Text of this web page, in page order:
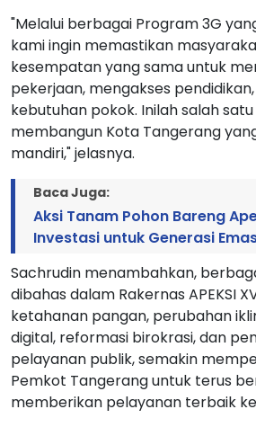
"Melalui berbagai Program 3G
kami ingin memastikan
kesempatan yang sama untuk
pekerjaan, mengakses
kebutuhan pokok. Inilah salah
membangun Kota Tangerang
mandiri," jelasnya.
Baca Juga:
Aksi Tanam Pohon Bareng
Investasi untuk Generasi
Sachrudin menambahkan,
dibahas dalam Rakernas APEKSI
ketahanan pangan, perubahan
digital, reformasi birokrasi, dan
pelayanan publik, semakin
Pemkot Tangerang untuk terus
memberikan pelayanan terbaik